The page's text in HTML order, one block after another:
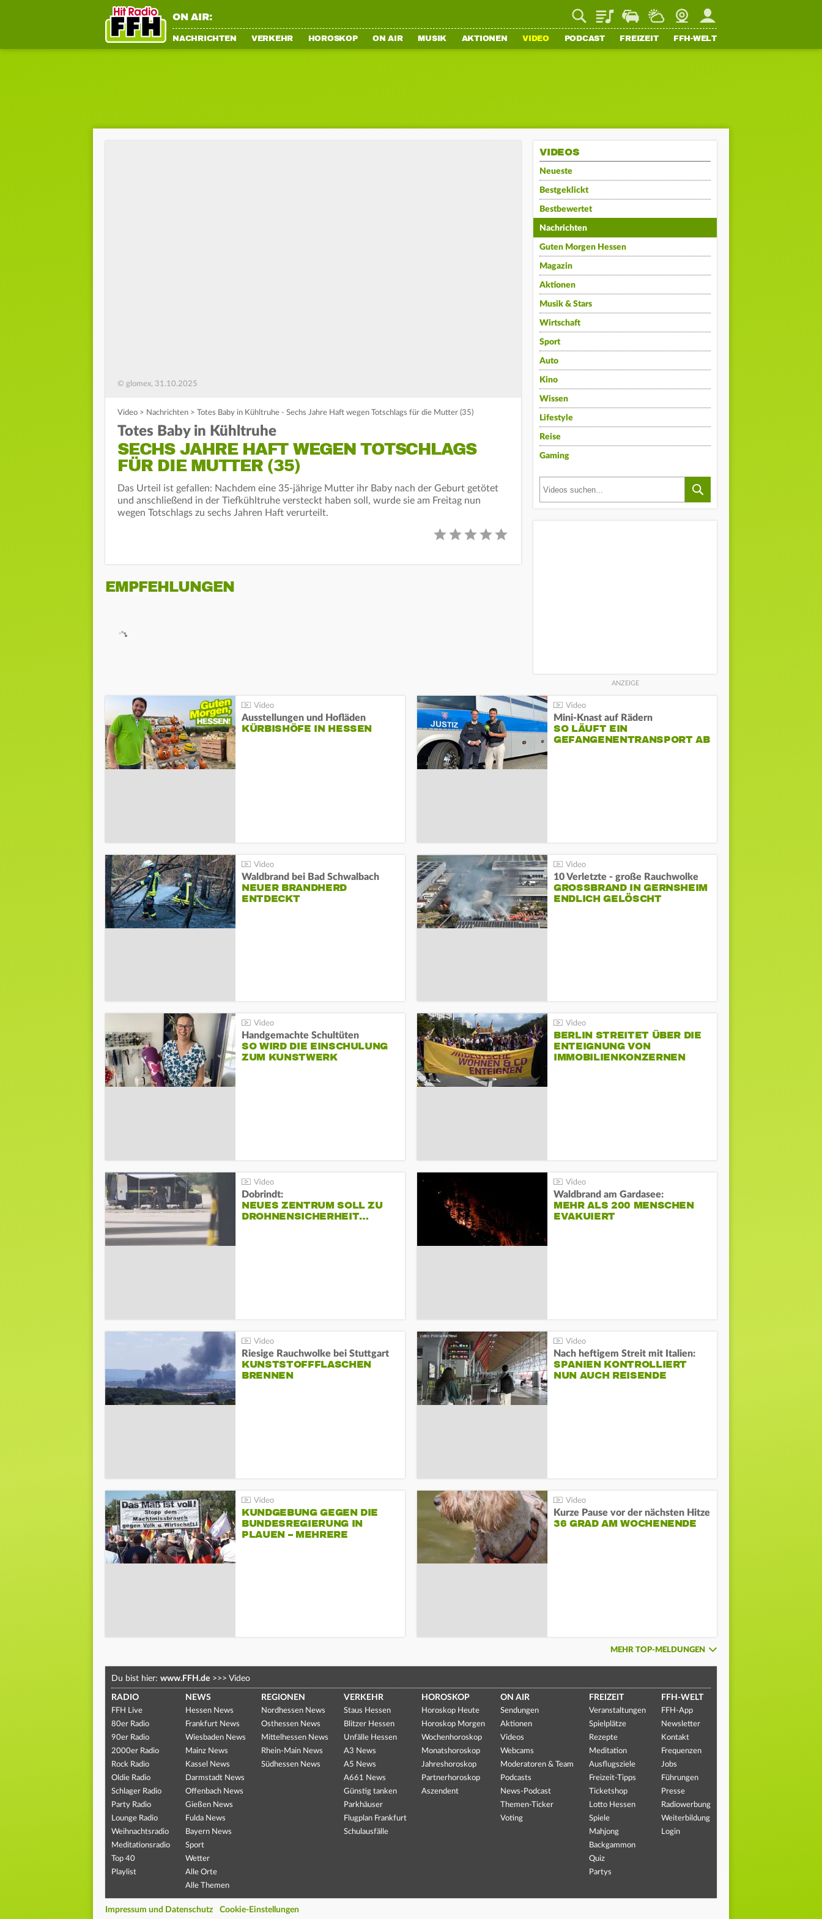
ON AIR: PlaylistStaupilotWetterWebcamMein FFH
NACHRICHTEN VERKEHR HOROSKOP ON AIR MUSIK AKTIONEN VIDEO PODCAST FREIZEIT FFH-WELT
© glomex, 31.10.2025
Video > Nachrichten > Totes Baby in Kühltruhe - Sechs Jahre Haft wegen Totschlags für die Mutter (35)
Totes Baby in Kühltruhe
SECHS JAHRE HAFT WEGEN TOTSCHLAGS
FÜR DIE MUTTER (35)
Das Urteil ist gefallen: Nachdem eine 35-jährige Mutter ihr Baby nach der Geburt getötet
und anschließend in der Tiefkühltruhe versteckt haben soll, wurde sie am Freitag nun
wegen Totschlags zu sechs Jahren Haft verurteilt.
EMPFEHLUNGEN
VIDEOS
Neueste
Bestgeklickt
Bestbewertet
Nachrichten
Guten Morgen Hessen
Magazin
Aktionen
Musik & Stars
Wirtschaft
Sport
Auto
Kino
Wissen
Lifestyle
Reise
Gaming
Ausstellungen und Hofläden
KÜRBISHÖFE IN HESSEN
Mini-Knast auf Rädern
SO LÄUFT EIN
GEFANGENENTRANSPORT AB
Waldbrand bei Bad Schwalbach
NEUER BRANDHERD
ENTDECKT
10 Verletzte - große Rauchwolke
GROSSBRAND IN GERNSHEIM E
NDLICH GELÖSCHT
Handgemachte Schultüten
SO WIRD DIE EINSCHULUNG
ZUM KUNSTWERK
BERLIN STREITET ÜBER DIE
ENTEIGNUNG VON
IMMOBILIENKONZERNEN
Dobrindt:
NEUES ZENTRUM SOLL ZU
DROHNENSICHERHEIT…
Waldbrand am Gardasee:
MEHR ALS 200 MENSCHEN
EVAKUIERT
Riesige Rauchwolke bei Stuttgart
KUNSTSTOFFFLASCHEN
BRENNEN
Nach heftigem Streit mit Italien:
SPANIEN KONTROLLIERT
NUN AUCH REISENDE
KUNDGEBUNG GEGEN DIE
BUNDESREGIERUNG IN
PLAUEN – MEHRERE
Kurze Pause vor der nächsten Hitze
36 GRAD AM WOCHENENDE
MEHR TOP-MELDUNGEN
Du bist hier: www.FFH.de >>> Video
RADIO
FFH Live
80er Radio
90er Radio
2000er Radio
Rock Radio
Oldie Radio
Schlager Radio
Party Radio
Lounge Radio
Weihnachtsradio
Meditationsradio
Top 40
Playlist
NEWS
Hessen News
Frankfurt News
Wiesbaden News
Mainz News
Kassel News
Darmstadt News
Offenbach News
Gießen News
Fulda News
Bayern News
Sport
Wetter
Alle Orte
Alle Themen
REGIONEN
Nordhessen News
Osthessen News
Mittelhessen News
Rhein-Main News
Südhessen News
VERKEHR
Staus Hessen
Blitzer Hessen
Unfälle Hessen
A3 News
A5 News
A661 News
Günstig tanken
Parkhäuser
Flugplan Frankfurt
Schulausfälle
HOROSKOP
Horoskop Heute
Horoskop Morgen
Wochenhoroskop
Monatshoroskop
Jahreshoroskop
Partnerhoroskop
Aszendent
ON AIR
Sendungen
Aktionen
Videos
Webcams
Moderatoren & Team
Podcasts
News-Podcast
Themen-Ticker
Voting
FREIZEIT
Veranstaltungen
Spielplätze
Rezepte
Meditation
Ausflugsziele
Freizeit-Tipps
Ticketshop
Lotto Hessen
Spiele
Mahjong
Backgammon
Quiz
Partys
FFH-WELT
FFH-App
Newsletter
Kontakt
Frequenzen
Jobs
Führungen
Presse
Radiowerbung
Weiterbildung
Login
Impressum und Datenschutz Cookie-Einstellungen